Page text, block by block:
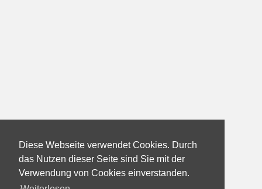
Diese Webseite verwendet Cookies. Durch
das Nutzen dieser Seite sind Sie mit der
Verwendung von Cookies einverstanden.